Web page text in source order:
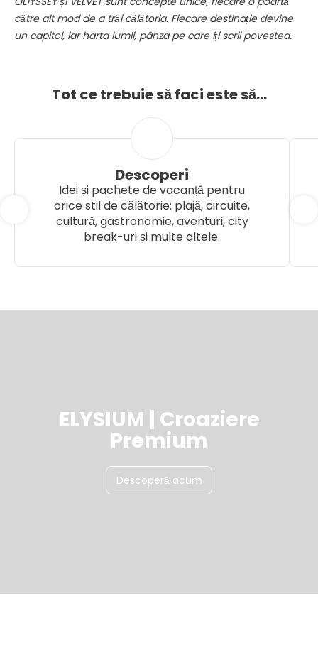
către alt mod de a trăi călătoria. Fiecare destinație devine
un capitol, iar harta lumii, pânza pe care îți scrii povestea.
Tot ce trebuie să faci este să...
Descoperi
Idei și pachete de vacanță pentru
orice stil de călătorie: plajă, circuite,
cultură, gastronomie, aventuri, city
break-uri și multe altele.
ELYSIUM | Croaziere
Premium
Descoperă acum